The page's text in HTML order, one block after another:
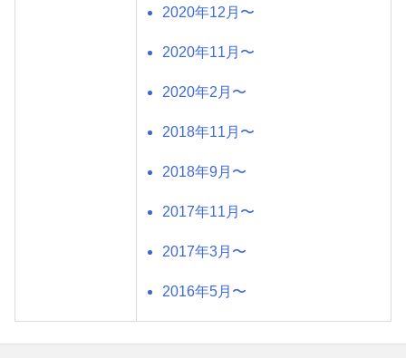
2020年12月〜
2020年11月〜
2020年2月〜
2018年11月〜
2018年9月〜
2017年11月〜
2017年3月〜
2016年5月〜